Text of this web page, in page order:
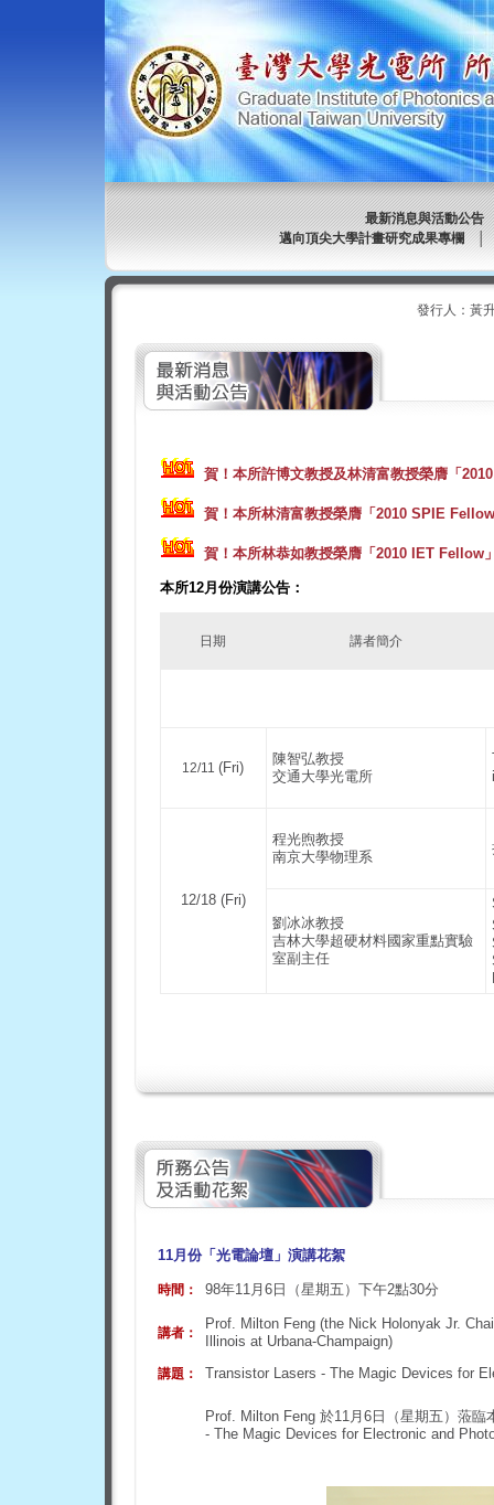
最新消息與活動公告
邁向頂尖大學計畫研究成果專欄
發行人：
賀！ 本所許博文教授及林清富教授榮膺「
賀！ 本所林清富教授榮膺「2010 SPIE
賀！ 本所林恭如教授榮膺「2010 IET Fellow
本所12月份演講公告：
日期 講者簡介
12/11 (Fri)
陳智弘教授
交通大學光電所
12/18 (Fri)
程光煦教授
南京大學物理系
劉冰冰教授
吉林大學超硬材料國家重點實驗
室副主任
11月份「光電論壇」演講花絮
時間： 98年11月6日（星期五）下午2點30分
講者：
Prof. Milton Feng (the Nick Holonyak Jr.
Illinois at Urbana-Champaign)
講題： Transistor Lasers - The Magic Devices for
Prof. Milton Feng 於11月6日（星期五）蒞
- The Magic Devices for Electronic and